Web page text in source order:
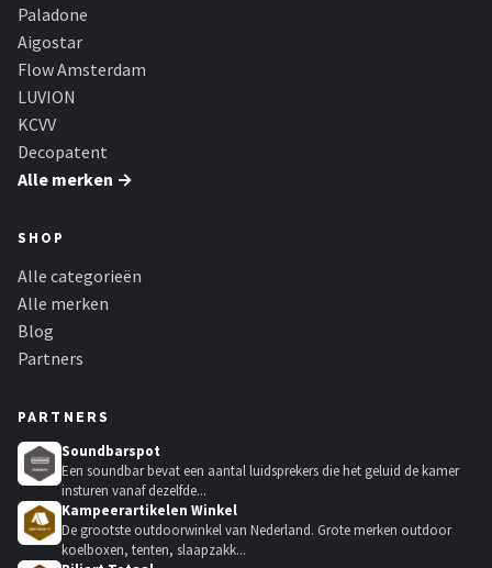
Paladone
Aigostar
Flow Amsterdam
LUVION
KCVV
Decopatent
Alle merken →
SHOP
Alle categorieën
Alle merken
Blog
Partners
PARTNERS
Soundbarspot
Een soundbar bevat een aantal luidsprekers die het geluid de kamer
insturen vanaf dezelfde...
Kampeerartikelen Winkel
De grootste outdoorwinkel van Nederland. Grote merken outdoor
koelboxen, tenten, slaapzakk...